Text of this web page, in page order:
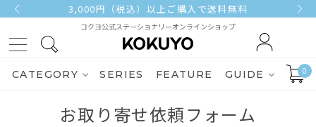
3,000円（税込）以上ご購入で送料無料
コクヨ公式ステーショナリーオンラインショップ
CATEGORY SERIES FEATURE GUIDE 0
お取り寄せ依頼フォーム